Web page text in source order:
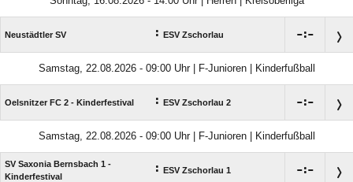
Neustädtler SV : ESV Zschorlau :
Samstag, 22.08.2026 - 09:00 Uhr | F-Junioren | Kinderfußball
Oelsnitzer FC 2 - Kinderfestival : ESV Zschorlau 2 :
Samstag, 22.08.2026 - 09:00 Uhr | F-Junioren | Kinderfußball
SV Saxonia Bernsbach 1 -
Kinderfestival
: ESV Zschorlau 1 :